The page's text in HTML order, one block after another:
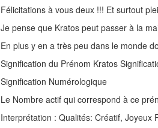
Félicitations à vous deux !!! Et surtout
Je pense que Kratos peut passer à la
En plus y en a très peu dans le monde
Signification du Prénom Kratos
Signification Numérologique
Le Nombre actif qui correspond à ce
Interprétation : Qualités: Créatif, Joyeux